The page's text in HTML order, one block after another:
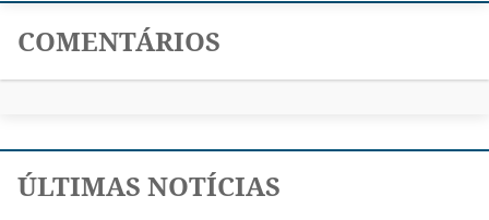
COMENTÁRIOS
ÚLTIMAS NOTÍCIAS